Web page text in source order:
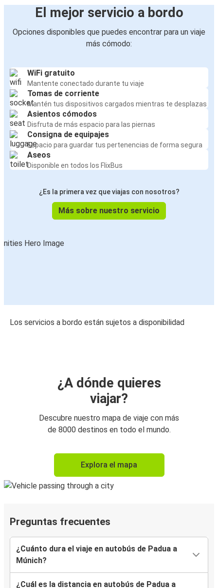
El mejor servicio a bordo
Opciones disponibles que puedes encontrar para un viaje
más cómodo:
WiFi gratuito
Mantente conectado durante tu viaje
Tomas de corriente
Mantén tus dispositivos cargados mientras te desplazas
Asientos cómodos
Disfruta de más espacio para las piernas
Consigna de equipajes
Espacio para guardar tus pertenencias de forma segura
Aseos
Disponible en todos los FlixBus
¿Es la primera vez que viajas con nosotros?
Más sobre nuestro servicio
Los servicios a bordo están sujetos a disponibilidad
¿A dónde quieres
viajar?
Descubre nuestro mapa de viaje con más
de 8000 destinos en todo el mundo.
Explora el mapa
Preguntas frecuentes
¿Cuánto dura el viaje en autobús de Padua a
Múnich?
¿Cuál es la distancia en autobús de Padua a